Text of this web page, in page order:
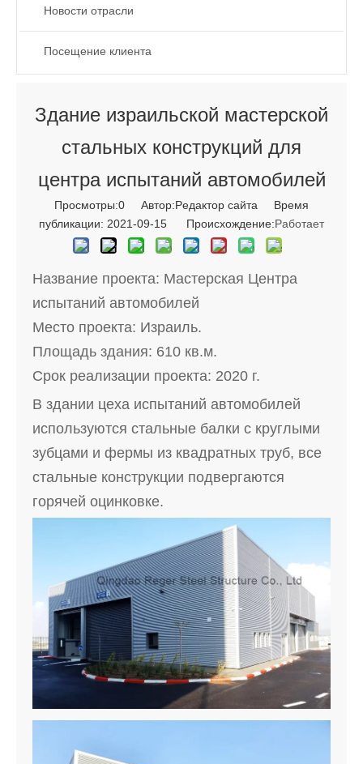
Новости отрасли
Посещение клиента
Здание израильской мастерской
стальных конструкций для
центра испытаний автомобилей
Просмотры:0 Автор:Pедактор сайта Время
публикации: 2021-09-15 Происхождение:Работает
Название проекта: Мастерская Центра
испытаний автомобилей
Место проекта: Израиль.
Площадь здания: 610 кв.м.
Срок реализации проекта: 2020 г.
В здании цеха испытаний автомобилей
используются стальные балки с круглыми
зубцами и фермы из квадратных труб, все
стальные конструкции подвергаются
горячей оцинковке.